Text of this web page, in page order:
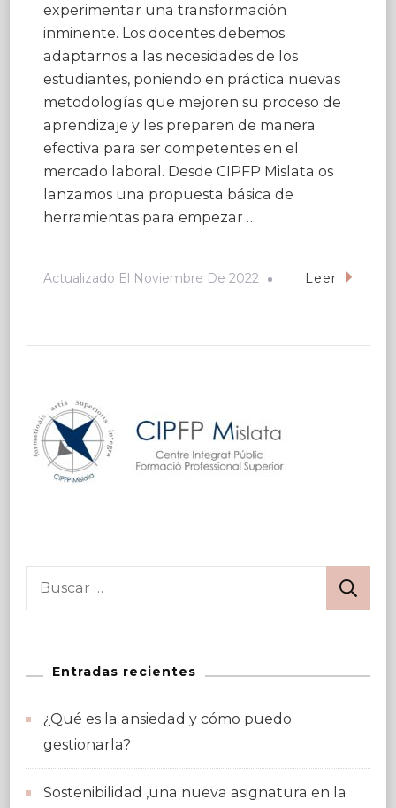
experimentar una transformación
inminente. Los docentes debemos
adaptarnos a las necesidades de los
estudiantes, poniendo en práctica nuevas
metodologías que mejoren su proceso de
aprendizaje y les preparen de manera
efectiva para ser competentes en el
mercado laboral. Desde CIPFP Mislata os
lanzamos una propuesta básica de
herramientas para empezar …
Actualizado El Noviembre De 2022 Leer
Buscar:
Entradas recientes
¿Qué es la ansiedad y cómo puedo
gestionarla?
Sostenibilidad ,una nueva asignatura en la